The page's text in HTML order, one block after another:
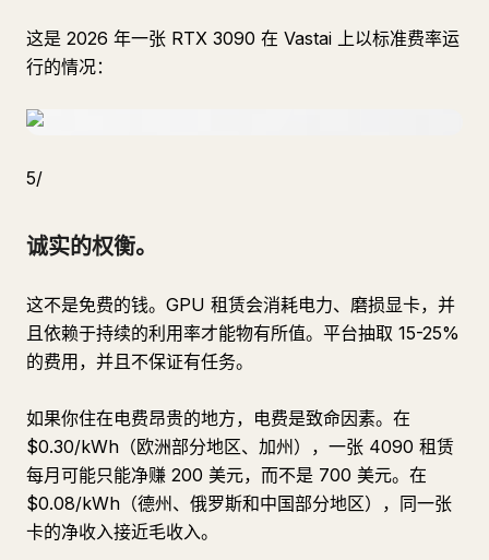
这是 2026 年一张 RTX 3090 在 Vastai 上以标准费率运
行的情况：
5/
诚实的权衡。
这不是免费的钱。GPU 租赁会消耗电力、磨损显卡，并
且依赖于持续的利用率才能物有所值。平台抽取 15-25%
的费用，并且不保证有任务。
如果你住在电费昂贵的地方，电费是致命因素。在
$0.30/kWh（欧洲部分地区、加州），一张 4090 租赁
每月可能只能净赚 200 美元，而不是 700 美元。在
$0.08/kWh（德州、俄罗斯和中国部分地区），同一张
卡的净收入接近毛收入。